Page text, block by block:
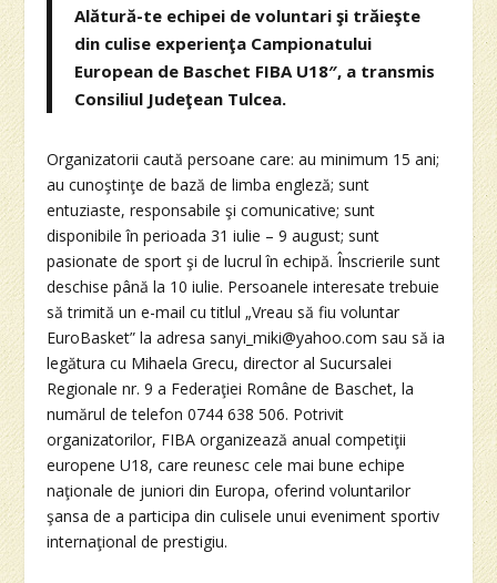
Alătură-te echipei de voluntari şi trăieşte
din culise experienţa Campionatului
European de Baschet FIBA U18″, a transmis
Consiliul Judeţean Tulcea.
Organizatorii caută persoane care: au minimum 15 ani;
au cunoştinţe de bază de limba engleză; sunt
entuziaste, responsabile şi comunicative; sunt
disponibile în perioada 31 iulie – 9 august; sunt
pasionate de sport şi de lucrul în echipă. Înscrierile sunt
deschise până la 10 iulie. Persoanele interesate trebuie
să trimită un e-mail cu titlul „Vreau să fiu voluntar
EuroBasket” la adresa sanyi_miki@yahoo.com sau să ia
legătura cu Mihaela Grecu, director al Sucursalei
Regionale nr. 9 a Federaţiei Române de Baschet, la
numărul de telefon 0744 638 506. Potrivit
organizatorilor, FIBA organizează anual competiţii
europene U18, care reunesc cele mai bune echipe
naţionale de juniori din Europa, oferind voluntarilor
şansa de a participa din culisele unui eveniment sportiv
internaţional de prestigiu.